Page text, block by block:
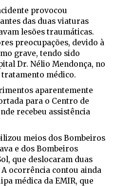
provocou
das duas viaturas
lesões traumáticas.
preocupações, devido à
grave, tendo sido
Dr. Nélio Mendonça, no
médico.
aparentemente
para o Centro de
recebeu assistência
meios dos Bombeiros
e dos Bombeiros
que deslocaram duas
ocorrência contou ainda
médica da EMIR, que